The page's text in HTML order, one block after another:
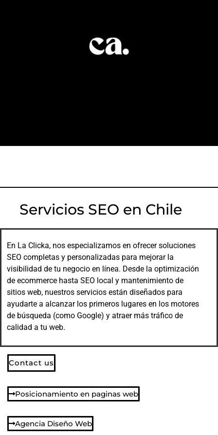
Servicios SEO en Chile
En La Clicka, nos especializamos en ofrecer soluciones
SEO completas y personalizadas para mejorar la
visibilidad de tu negocio en línea. Desde la optimización
de ecommerce hasta SEO local y mantenimiento de
sitios web, nuestros servicios están diseñados para
ayudarte a alcanzar los primeros lugares en los motores
de búsqueda (como Google) y atraer más tráfico de
calidad a tu web.
Contact us
Posicionamiento en paginas web
Agencia Diseño Web